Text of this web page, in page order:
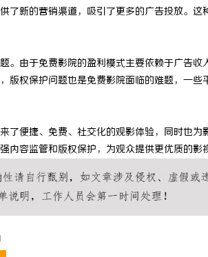
了新的营销渠道，吸引了更多的广告投放。这
。由于免费影院的盈利模式主要依赖于广告收
版权保护问题也是免费影院面临的难题，一些
了便捷、免费、社交化的观影体验，同时也为
容监管和版权保护，为观众提供更优质的影
院的兴起与未来发展趋势探讨 麻花影视：创
力